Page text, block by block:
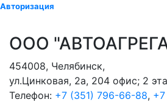
Авторизация
ООО
454008, Челябинск,
ул.Цинковая, 2а, 204 офис; 2
Телефон: +7 (351) 796-66-88,